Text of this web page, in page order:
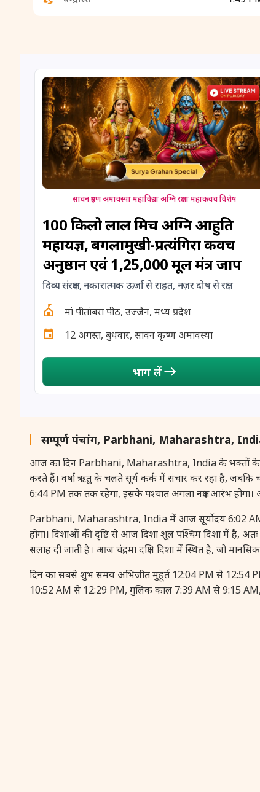
सावन ग्रहण अमावस्या महाविद्या अग्नि रक्षा महाकवच विशेष
100 किलो लाल मिर्च अग्नि आहुति
महायज्ञ, बगलामुखी-प्रत्यंगिरा कवच
अनुष्ठान एवं 1,25,000 मूल मंत्र जाप
दिव्य संरक्षण, नकारात्मक ऊर्जा से राहत, नज़र दोष से रक्षा
मां पीतांबरा पीठ, उज्जैन, मध्य प्रदेश
12 अगस्त, बुधवार, सावन कृष्ण अमावस्या
भाग लें
सम्पूर्ण पंचांग, Parbhani, Maharashtra,
आज का दिन Parbhani, Maharashtra, India के भक्तों के लिए
करते हैं। वर्षा ऋतु के चलते सूर्य कर्क में संचार कर रहा है, जबकि
6:44 PM तक तक रहेगा, इसके पश्चात अगला नक्षत्र आरंभ
Parbhani, Maharashtra, India में आज सूर्योदय 6:02 AM
होगा। दिशाओं की दृष्टि से आज दिशा शूल पश्चिम दिशा में है,
सलाह दी जाती है। आज चंद्रमा दक्षिण दिशा में स्थित है, जो
दिन का सबसे शुभ समय अभिजीत मुहूर्त 12:04 PM से 12:54
10:52 AM से 12:29 PM, गुलिक काल 7:39 AM से 9:15